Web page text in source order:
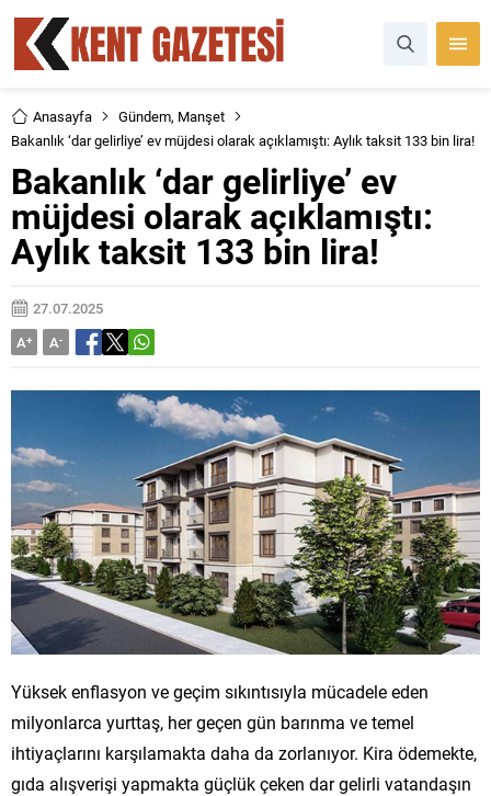
Anasayfa Gündem, Manşet
Bakanlık ‘dar gelirliye’ ev müjdesi olarak açıklamıştı: Aylık taksit 133 bin lira!
Bakanlık ‘dar gelirliye’ ev
müjdesi olarak açıklamıştı:
Aylık taksit 133 bin lira!
27.07.2025
A+ A-
Yüksek enflasyon ve geçim sıkıntısıyla mücadele eden
milyonlarca yurttaş, her geçen gün barınma ve temel
ihtiyaçlarını karşılamakta daha da zorlanıyor. Kira ödemekte,
gıda alışverişi yapmakta güçlük çeken dar gelirli vatandaşın